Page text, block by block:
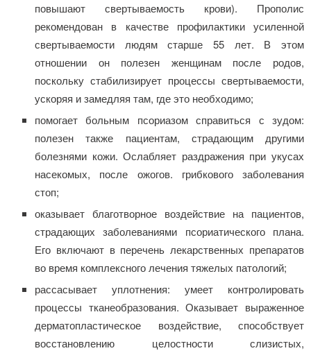
повышают свертываемость крови). Прополис
рекомендован в качестве профилактики усиленной
свертываемости людям старше 55 лет. В этом
отношении он полезен женщинам после родов,
поскольку стабилизирует процессы свертываемости,
ускоряя и замедляя там, где это необходимо;
помогает больным псориазом справиться с зудом:
полезен также пациентам, страдающим другими
болезнями кожи. Ослабляет раздражения при укусах
насекомых, после ожогов. грибкового заболевания
стоп;
оказывает благотворное воздействие на пациентов,
страдающих заболеваниями псориатического плана.
Его включают в перечень лекарственных препаратов
во время комплексного лечения тяжелых патологий;
рассасывает уплотнения: умеет контролировать
процессы тканеобразования. Оказывает выраженное
дерматопластическое воздействие, способствует
восстановлению целостности слизистых,